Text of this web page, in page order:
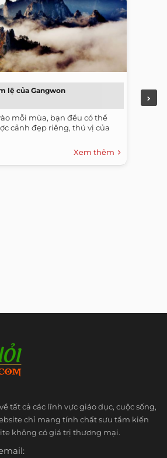
lệ của Gangwon
mỗi mùa, bạn đều có thể
cảnh đẹp riêng, thú vị của
Xem thêm
tất cả các lĩnh vực giáo dục, cuộc sống,
chỉ mang tính chất sưu tầm kiến
không có giá trị thương mại.